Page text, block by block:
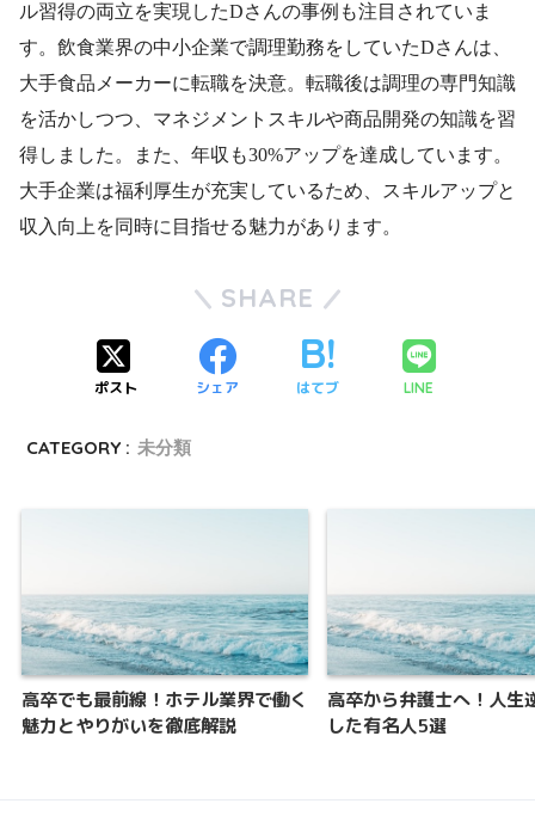
ル習得の両立を実現したDさんの事例も注目されていま
す。飲食業界の中小企業で調理勤務をしていたDさんは、
大手食品メーカーに転職を決意。転職後は調理の専門知識
を活かしつつ、マネジメントスキルや商品開発の知識を習
得しました。また、年収も30%アップを達成しています。
大手企業は福利厚生が充実しているため、スキルアップと
収入向上を同時に目指せる魅力があります。
SHARE
ポスト シェア はてブ LINE
CATEGORY : 未分類
高卒でも最前線！ホテル業界で働く
魅力とやりがいを徹底解説
高卒から弁護士へ！人生
した有名人5選